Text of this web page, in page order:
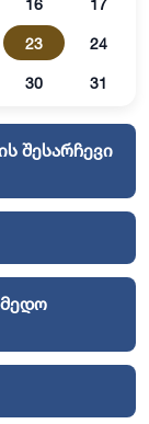
16 17
23 24
30 31
შესარჩევი